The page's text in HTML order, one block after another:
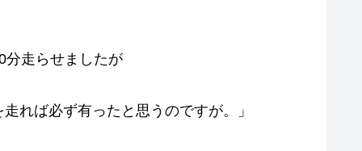
分走らせましたが
れば必ず有ったと思うのですが。」